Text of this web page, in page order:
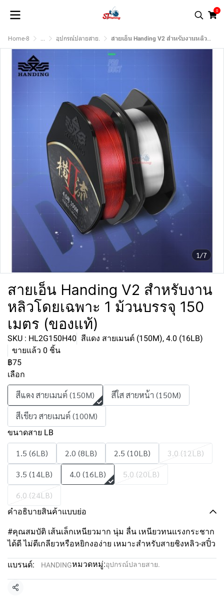
0
Home-8 ... อุปกรณ์ปลายสาย. สายเอ็น Handing V2 สำหรับงานหลิวโดยเฉพาะ 1 ม้วนบรรจุ 150 เมตร (ของแท้)
1/7
สายเอ็น Handing V2 สำหรับงาน
หลิวโดยเฉพาะ 1 ม้วนบรรจุ 150
เมตร (ของแท้)
SKU : HL2G150H40 สีแดง สายเมนต์ (150M), 4.0 (16LB)
ขายแล้ว 0 ชิ้น
฿75
เลือก
สีแดง สายเมนต์ (150M)
สีใส สายหน้า (150M)
สีเขียว สายเมนต์ (100M)
ขนาดสาย LB
1.5 (6LB) 2.0 (8LB) 2.5 (10LB)
3.0 (12LB)
3.5 (14LB)
4.0 (16LB)
5.0 (20LB)
6.0 (24LB)
คำอธิบายสินค้าแบบย่อ
#คุณสมบัติ เส้นเล็กเหนียวมาก นุ่ม ลื่น เหนียวทนแรงกระชาก
ได้ดี ไม่ตีเกลียวหรือหยิกงอง่าย เหมาะสำหรับสายชิงหลิว-สปิ๋ว
แบรนด์: HANDINGหมวดหมู่:อุปกรณ์ปลายสาย.
แชร์